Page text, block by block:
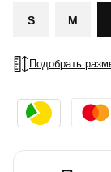
S M
Подобрать